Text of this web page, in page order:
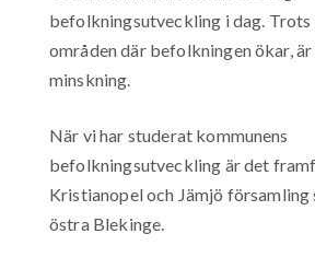
befolkningsutveckling i dag.
områden där befolkningen ökar,
minskning.
När vi har studerat kommunens
befolkningsutveckling är det
Kristianopel och Jämjö församling
östra Blekinge.